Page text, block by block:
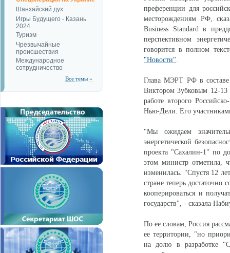
Шанхайский дух
Игры Будущего - Казань
2024
Туризм
Чрезвычайные
происшествия
Международное
сотрудничество
Все темы »
преференции для
месторождениям РФ,
Business Standard в
перспективном
говорится в полном
"Новости".
Глава МЭРТ РФ в составе
Виктором Зубковым 12-13
работе второго
Нью-Дели. Его
"Мы ожидаем
энергетической
проекта "Сахалин-1" по
этом министр отметила,
изменилась. "Спустя 12
стране теперь достаточно
кооперироваться и
государств", - сказала
По ее словам, Россия
ее территории, "но
на долю в разработке